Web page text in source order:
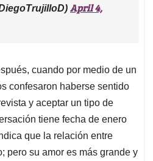
April 4,
cuando por medio de un
confesaron haberse sentido
y aceptar un tipo de
tiene fecha de enero
que la relación entre
pero su amor es más grande y